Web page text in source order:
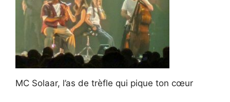
MC Solaar, l’as de trèfle qui pique ton cœur